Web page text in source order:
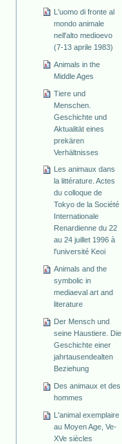
L'uomo di fronte al
mondo animale
nell'alto medioevo
(7-13 aprile 1983)
Animals in the
Middle Ages
Tiere und
Menschen.
Geschichte und
Aktualität eines
prekären
Verhältnisses
Les animaux dans
la littérature. Actes
du colloque de
Tokyo de la Société
Internationale
Renardienne du 22
au 24 juillet 1996 à
l'université Keoi
Animals and the
symbolic in
mediaeval art and
literature
Der Mensch und
seine Haustiere. Die
Geschichte einer
jahrtausendealten
Beziehung
Des animaux et des
hommes
L'animal exemplaire
au Moyen Age, Ve-
XVe siècles